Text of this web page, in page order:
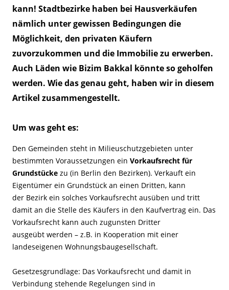
kann! Stadtbezirke haben bei Hausverkäufen
nämlich unter gewissen Bedingungen die
Möglichkeit, den privaten Käufern
zuvorzukommen und die Immobilie zu erwerben.
Auch Läden wie Bizim Bakkal könnte so geholfen
werden. Wie das genau geht, haben wir in diesem
Artikel zusammengestellt.
Um was geht es:
Den Gemeinden steht in Milieuschutzgebieten unter
bestimmten Voraussetzungen ein Vorkaufsrecht für
Grundstücke zu (in Berlin den Bezirken). Verkauft ein
Eigentümer ein Grundstück an einen Dritten, kann
der Bezirk ein solches Vorkaufsrecht ausüben und tritt
damit an die Stelle des Käufers in den Kaufvertrag ein. Das
Vorkaufsrecht kann auch zugunsten Dritter
ausgeübt werden – z.B. in Kooperation mit einer
landeseigenen Wohnungsbaugesellschaft.
Gesetzesgrundlage: Das Vorkaufsrecht und damit in
Verbindung stehende Regelungen sind in